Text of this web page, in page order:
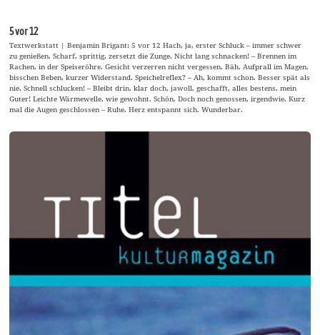
5 vor 12
Textwerkstatt | Benjamin Brigant: 5 vor 12 Hach, ja, erster Schluck – immer schwer
zu genießen. Scharf, sprittig, zersetzt die Zunge. Nicht lang schnacken! – Brennen im
Rachen, in der Speiseröhre. Gesicht verzerren nicht vergessen. Bäh. Aufprall im Magen,
bisschen Beben, kurzer Widerstand. Speichelreflex? – Ah, kommt schon. Besser spät als
nie. Schnell schlucken! – Bleibt drin, klar doch, jawoll, geschafft, alles bestens, mein
Guter! Leichte Wärmewelle, wie gewohnt. Schön. Doch noch genossen, irgendwie. Kurz
mal die Augen geschlossen – Ruhe. Herz entspannt sich. Wunderbar.